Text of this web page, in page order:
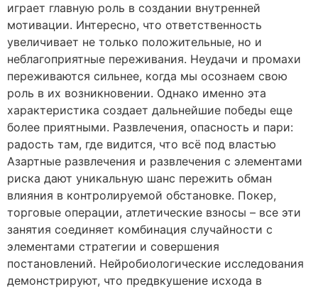
играет главную роль в создании внутренней
мотивации. Интересно, что ответственность
увеличивает не только положительные, но и
неблагоприятные переживания. Неудачи и промахи
переживаются сильнее, когда мы осознаем свою
роль в их возникновении. Однако именно эта
характеристика создает дальнейшие победы еще
более приятными. Развлечения, опасность и пари:
радость там, где видится, что всё под властью
Азартные развлечения и развлечения с элементами
риска дают уникальную шанс пережить обман
влияния в контролируемой обстановке. Покер,
торговые операции, атлетические взносы – все эти
занятия соединяет комбинация случайности с
элементами стратегии и совершения
постановлений. Нейробиологические исследования
демонстрируют, что предвкушение исхода в